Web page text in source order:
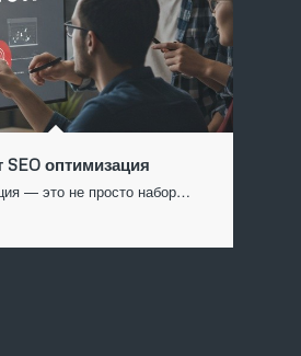
SEO оптимизация
— это не просто набор…